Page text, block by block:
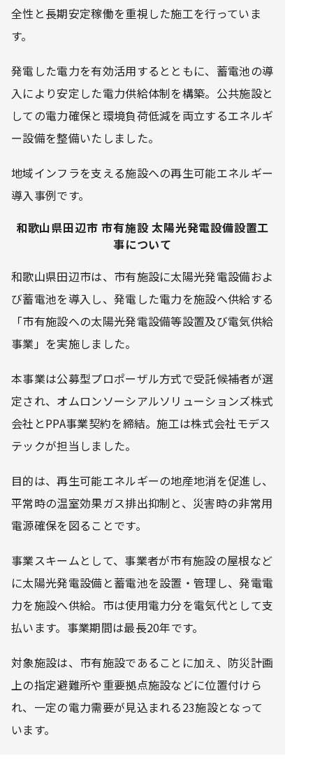
全性と長期安定稼働を重視した施工を行っていま
す。
発電した電力を有効活用するとともに、蓄電池の導
入により安定した電力供給体制を構築。公共施設と
しての電力確保と環境負荷低減を両立するエネルギ
ー設備を整備いたしました。
地域インフラを支える施設への再生可能エネルギー
導入事例です。
和歌山県田辺市 市有施設 太陽光発電設備設置工
事について
和歌山県田辺市は、市有施設に太陽光発電設備およ
び蓄電池を導入し、発電した電力を施設へ供給する
「市有施設への太陽光発電設備等設置及び電気供給
事業」を実施しました。
本事業は公募型プロポーザル方式で受託候補者が選
定され、オムロンソーシアルソリューションズ株式
会社とPPA事業契約を締結。施工は株式会社モデス
テックが担当しました。
目的は、再生可能エネルギーの地産地消を促進し、
平常時の温室効果ガス排出抑制と、災害時の非常用
電源確保を図ることです。
事業スキームとして、事業者が市有施設の屋根など
に太陽光発電設備と蓄電池を設置・管理し、発電電
力を施設へ供給。市は使用電力分を電気代として支
払います。事業期間は最長20年です。
対象施設は、市有施設であることに加え、防災計画
上の指定避難所や重要拠点施設などに位置付けら
れ、一定の電力需要が見込まれる23施設となって
います。